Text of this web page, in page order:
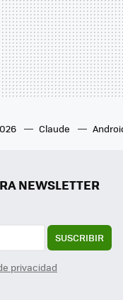
Claude
NEWSLETTER
SUSCRIBIR
privacidad